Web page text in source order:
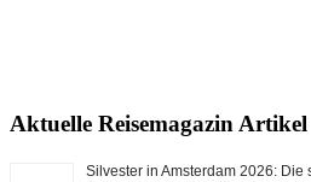
Aktuelle Reisemagazin Artikel
Silvester in Amsterdam 2026: Die